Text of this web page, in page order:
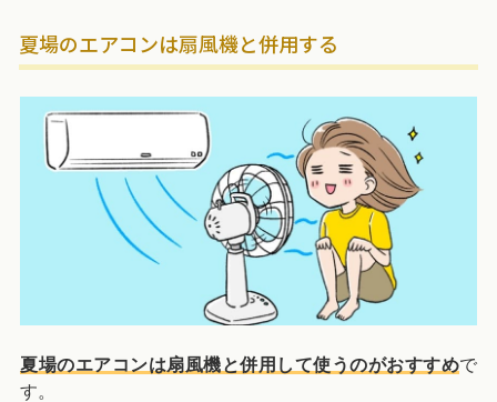
夏場のエアコンは扇風機と併用する
夏場のエアコンは扇風機と併用して使うのがおすすめで
す。